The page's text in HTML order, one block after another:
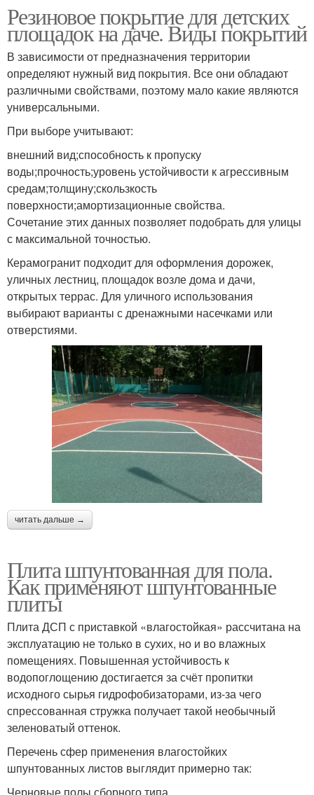
Резиновое покрытие для детских
площадок на даче. Виды покрытий
В зависимости от предназначения территории
определяют нужный вид покрытия. Все они обладают
различными свойствами, поэтому мало какие являются
универсальными.
При выборе учитывают:
внешний вид;способность к пропуску
воды;прочность;уровень устойчивости к агрессивным
средам;толщину;скользкость
поверхности;амортизационные свойства.
Сочетание этих данных позволяет подобрать для улицы
с максимальной точностью.
Керамогранит подходит для оформления дорожек,
уличных лестниц, площадок возле дома и дачи,
открытых террас. Для уличного использования
выбирают варианты с дренажными насечками или
отверстиями.
читать дальше →
Плита шпунтованная для пола.
Как применяют шпунтованные
плиты
Плита ДСП с приставкой «влагостойкая» рассчитана на
эксплуатацию не только в сухих, но и во влажных
помещениях. Повышенная устойчивость к
водопоглощению достигается за счёт пропитки
исходного сырья гидрофобизаторами, из-за чего
спрессованная стружка получает такой необычный
зеленоватый оттенок.
Перечень сфер применения влагостойких
шпунтованных листов выглядит примерно так: